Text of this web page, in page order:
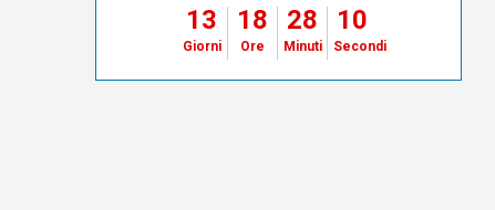
13
Giorni
18
Ore
28
Minuti
9
Secondi